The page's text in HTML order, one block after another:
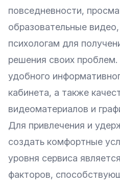
повседневности,
образовательные
психологам для
решения своих
удобного
кабинета, а также
видеоматериалов и
Для привлечения и
создать комфортные
уровня сервиса
факторов,